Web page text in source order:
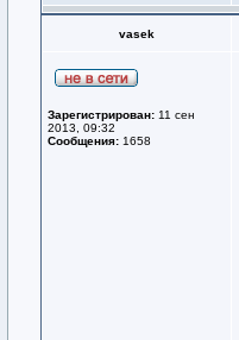
vasek
Зарегистрирован: 11 сен
2013, 09:32
Сообщения: 1658